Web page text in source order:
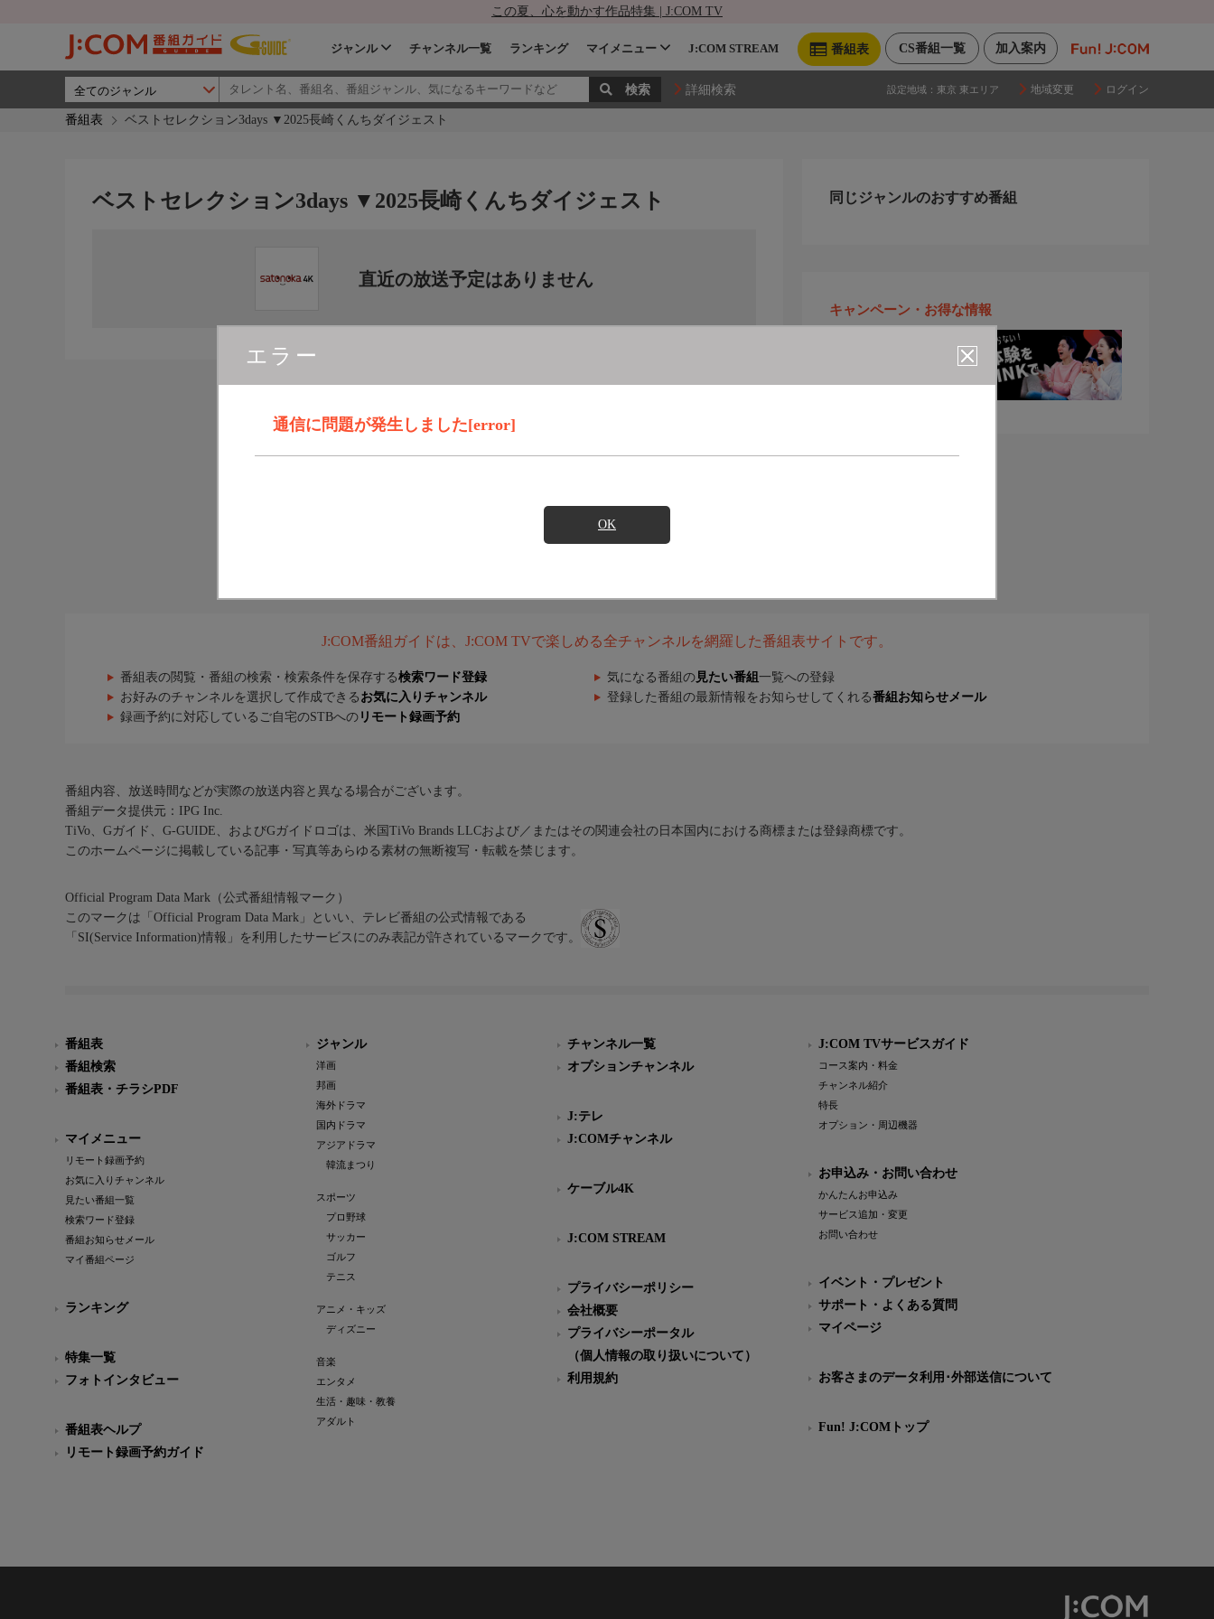
この夏、心を動かす作品特集 | J:COM TV
加入案内
CS番組一覧
番組表
ジャンル チャンネル一覧 ランキング マイメニュー J:COM STREAM
詳細検索 設定地域： 東京 東エリア 地域変更 ログイン
番組表 ベストセレクション3days ▼2025長崎くんちダイジェスト
エラー
通信に問題が発生しました[error]
OK
ベストセレクション3days ▼2025長崎くんちダイジェスト
直近の放送予定はありません
同じジャンルのおすすめ番組
キャンペーン・お得な情報
J:COM番組ガイドは、J:COM TVで楽しめる全チャンネルを網羅した番組表サイトです。
番組表の閲覧・番組の検索・検索条件を保存する検索ワード登録 気になる番組の 見たい番組 一覧への登録
お好みのチャンネルを選択して作成できる お気に入りチャンネル 登録した番組の最新情報をお知らせしてくれる番組お知らせメール
録画予約に対応しているご自宅のSTBへの リモート録画予約
番組内容、放送時間などが実際の放送内容と異なる場合がございます。
番組データ提供元：IPG Inc.
TiVo、Gガイド、G-GUIDE、およびGガイドロゴは、米国TiVo Brands LLCおよび／またはその関連会社の日本国内における商標または登録商標です。
このホームページに掲載している記事・写真等あらゆる素材の無断複写・転載を禁じます。
Official Program Data Mark（公式番組情報マーク）
このマークは「Official Program Data Mark」といい、テレビ番組の公式情報である
「SI(Service Information)情報」を利用したサービスにのみ表記が許されているマークです。
番組表
番組検索
番組表・チラシPDF
マイメニュー
リモート録画予約
お気に入りチャンネル
見たい番組一覧
検索ワード登録
番組お知らせメール
マイ番組ページ
ランキング
特集一覧
フォトインタビュー
番組表ヘルプ
リモート録画予約ガイド
ジャンル
洋画
邦画
海外ドラマ
国内ドラマ
アジアドラマ
韓流まつり
スポーツ
プロ野球
サッカー
ゴルフ
テニス
アニメ・キッズ
ディズニー
音楽
エンタメ
生活・趣味・教養
アダルト
チャンネル一覧
オプションチャンネル
J:テレ
J:COMチャンネル
ケーブル4K
J:COM STREAM
プライバシーポリシー
会社概要
プライバシーポータル
（個人情報の取り扱いについて）
利用規約
J:COM TVサービスガイド
コース案内・料金
チャンネル紹介
特長
オプション・周辺機器
お申込み・お問い合わせ
かんたんお申込み
サービス追加・変更
お問い合わせ
イベント・プレゼント
サポート・よくある質問
マイページ
お客さまのデータ利用･外部送信について
Fun! J:COMトップ